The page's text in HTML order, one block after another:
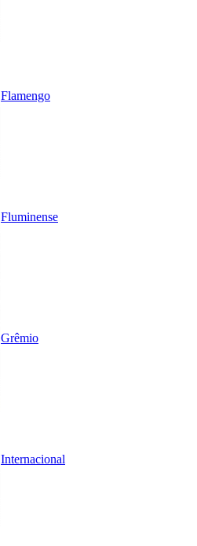
Flamengo
Fluminense
Grêmio
Internacional